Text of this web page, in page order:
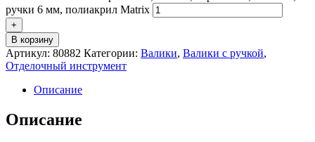
ручки 6 мм, полиакрил Matrix
+
В корзину
Артикул: 80882 Категории: Валики, Валики с ручкой,
Отделочный инструмент
Описание
Описание